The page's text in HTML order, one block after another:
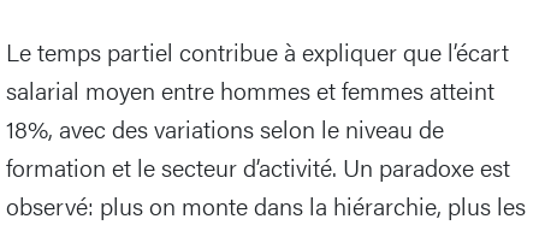
Le temps partiel contribue à expliquer que l’écart
salarial moyen entre hommes et femmes atteint
18%, avec des variations selon le niveau de
formation et le secteur d’activité. Un paradoxe est
observé: plus on monte dans la hiérarchie, plus les